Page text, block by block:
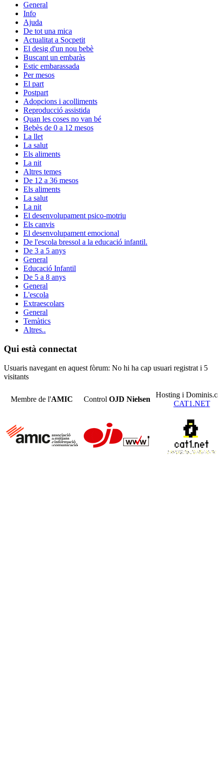
General
Info
Ajuda
De tot una mica
Actualitat a Socpetit
El desig d'un nou bebè
Buscant un embaràs
Estic embarassada
Per mesos
El part
Postpart
Adopcions i acolliments
Reproducció assistida
Quan les coses no van bé
Bebès de 0 a 12 mesos
La llet
La salut
Els aliments
La nit
Altres temes
De 12 a 36 mesos
Els aliments
La salut
La nit
El desenvolupament psico-motriu
Els canvis
El desenvolupament emocional
De l'escola bressol a la educació infantil.
De 3 a 5 anys
General
Educació Infantil
De 5 a 8 anys
General
L'escola
Extraescolars
General
Temàtics
Altres..
Qui està connectat
Usuaris navegant en aquest fòrum: No hi ha cap usuari registrat i 5
visitants
Membre de l'AMIC Control OJD Nielsen
Hosting i
CAT1.NET